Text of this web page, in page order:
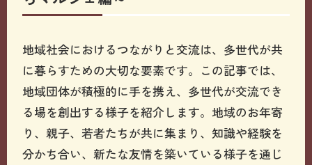
地域社会におけるつながりと交流は、多世代が共
に暮らすための大切な要素です。この記事では、
地域団体が積極的に手を携え、多世代が交流でき
る場を創出する様子を紹介します。地域のお年寄
り、親子、若者たちが共に集まり、知識や経験を
分かち合い、新たな友情を築いている様子を通じ